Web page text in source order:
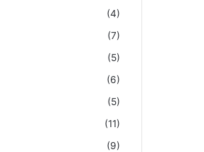
(4)
(7)
(5)
(6)
(5)
(11)
(9)